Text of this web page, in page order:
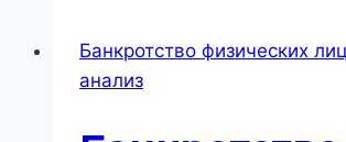
из
Банкротство физических лиц
анализ